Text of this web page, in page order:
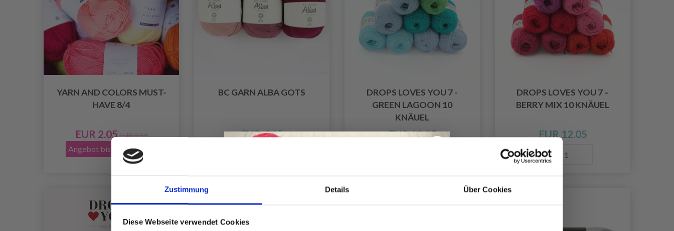
Zustimmung Details Über Cookies
Diese Webseite verwendet Cookies
YARN AND COLORS MUST-
HAVE 8/4
EUR 2.05EUR 2.50
Angebot bis 12/08/2026
BC GARN ALBA GOTS
EUR 4.65
DROPS LOVES YOU 7 -
GREEN LAGOON 10
KNÄUEL
EUR 12.05
DROPS LOVES YOU 7 –
BERRY MIX 10 KNÄUEL
EUR 12.05
Anzahl